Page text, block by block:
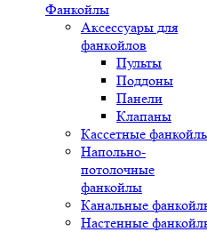
Фанкойлы
Аксессуары для
фанкойлов
Пульты
Поддоны
Панели
Клапаны
Кассетные
Напольно-
потолочные
фанкойлы
Канальные
Настенные